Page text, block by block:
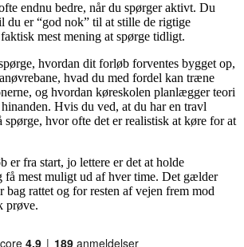
endnu bedre, når du spørger aktivt. Du
du er “god nok” til at stille de rigtige
mest mening at spørge tidligt.
hvordan dit forløb forventes bygget op,
hvad du med fordel kan træne
og hvordan køreskolen planlægger teori
Hvis du ved, at du har en travl
spørge, hvor ofte det er realistisk at køre for at
er fra start, jo lettere er det at holde
få mest muligt ud af hver time. Det gælder
bag rattet og for resten af vejen frem mod
prøve.